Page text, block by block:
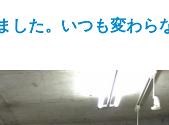
した。いつも変わら